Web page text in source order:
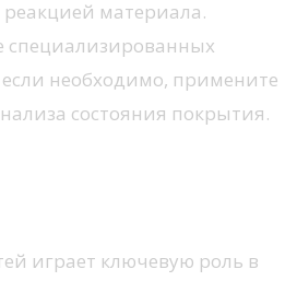
материала.
специализированных
необходимо, примените
состояния покрытия.
играет ключевую роль в